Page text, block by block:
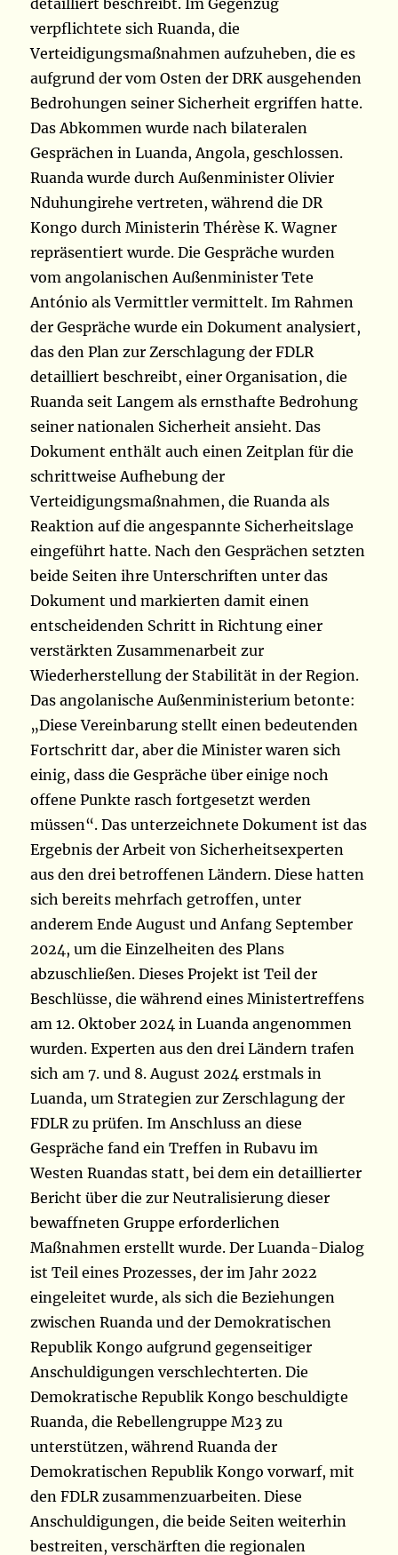
detailliert beschreibt. Im Gegenzug
verpflichtete sich Ruanda, die
Verteidigungsmaßnahmen aufzuheben, die es
aufgrund der vom Osten der DRK ausgehenden
Bedrohungen seiner Sicherheit ergriffen hatte.
Das Abkommen wurde nach bilateralen
Gesprächen in Luanda, Angola, geschlossen.
Ruanda wurde durch Außenminister Olivier
Nduhungirehe vertreten, während die DR
Kongo durch Ministerin Thérèse K. Wagner
repräsentiert wurde. Die Gespräche wurden
vom angolanischen Außenminister Tete
António als Vermittler vermittelt. Im Rahmen
der Gespräche wurde ein Dokument analysiert,
das den Plan zur Zerschlagung der FDLR
detailliert beschreibt, einer Organisation, die
Ruanda seit Langem als ernsthafte Bedrohung
seiner nationalen Sicherheit ansieht. Das
Dokument enthält auch einen Zeitplan für die
schrittweise Aufhebung der
Verteidigungsmaßnahmen, die Ruanda als
Reaktion auf die angespannte Sicherheitslage
eingeführt hatte. Nach den Gesprächen setzten
beide Seiten ihre Unterschriften unter das
Dokument und markierten damit einen
entscheidenden Schritt in Richtung einer
verstärkten Zusammenarbeit zur
Wiederherstellung der Stabilität in der Region.
Das angolanische Außenministerium betonte:
„Diese Vereinbarung stellt einen bedeutenden
Fortschritt dar, aber die Minister waren sich
einig, dass die Gespräche über einige noch
offene Punkte rasch fortgesetzt werden
müssen“. Das unterzeichnete Dokument ist das
Ergebnis der Arbeit von Sicherheitsexperten
aus den drei betroffenen Ländern. Diese hatten
sich bereits mehrfach getroffen, unter
anderem Ende August und Anfang September
2024, um die Einzelheiten des Plans
abzuschließen. Dieses Projekt ist Teil der
Beschlüsse, die während eines Ministertreffens
am 12. Oktober 2024 in Luanda angenommen
wurden. Experten aus den drei Ländern trafen
sich am 7. und 8. August 2024 erstmals in
Luanda, um Strategien zur Zerschlagung der
FDLR zu prüfen. Im Anschluss an diese
Gespräche fand ein Treffen in Rubavu im
Westen Ruandas statt, bei dem ein detaillierter
Bericht über die zur Neutralisierung dieser
bewaffneten Gruppe erforderlichen
Maßnahmen erstellt wurde. Der Luanda-Dialog
ist Teil eines Prozesses, der im Jahr 2022
eingeleitet wurde, als sich die Beziehungen
zwischen Ruanda und der Demokratischen
Republik Kongo aufgrund gegenseitiger
Anschuldigungen verschlechterten. Die
Demokratische Republik Kongo beschuldigte
Ruanda, die Rebellengruppe M23 zu
unterstützen, während Ruanda der
Demokratischen Republik Kongo vorwarf, mit
den FDLR zusammenzuarbeiten. Diese
Anschuldigungen, die beide Seiten weiterhin
bestreiten, verschärften die regionalen